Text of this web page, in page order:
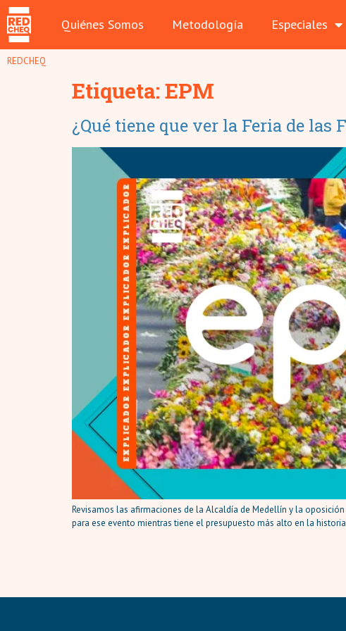
Quiénes Somos Metodología Especiales
REDCHEQ
Etiqueta:EPM
¿Qué tiene que ver la Feria de
Revisamos las afirmaciones de la Alcaldía de Medellín y la
para ese evento mientras tiene el presupuesto más alto en la